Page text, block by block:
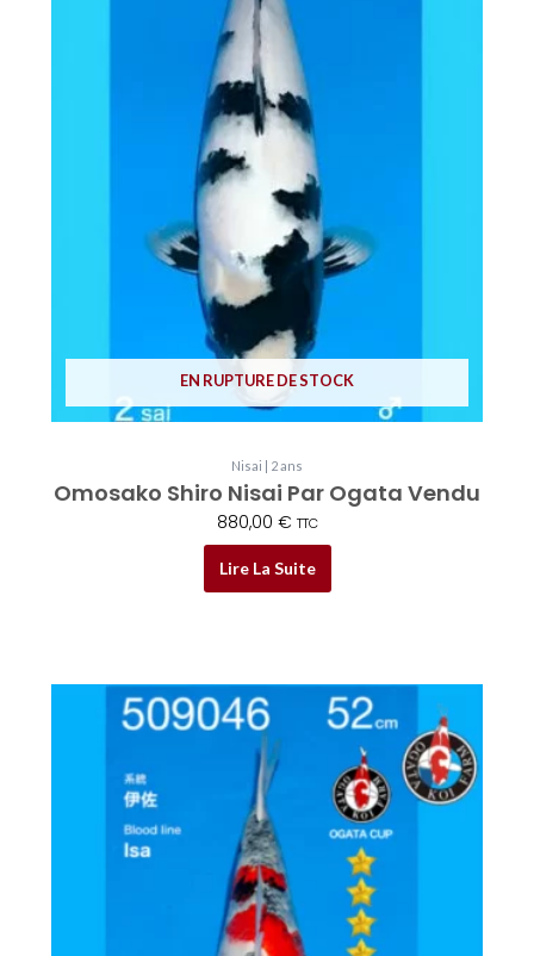
EN RUPTURE DE STOCK
Nisai | 2 ans
Omosako Shiro Nisai Par Ogata Vendu
880,00 € TTC
Lire La Suite